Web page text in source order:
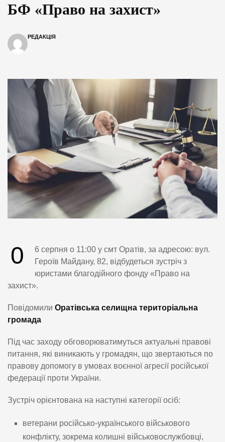
БФ «Право на захист»
РЕДАКЦІЯ
0
6 серпня о 11:00 у смт Оратів, за адресою: вул.
Героїв Майдану, 82, відбудеться зустріч з
юристами благодійного фонду «Право на
захист».
Повідомили Оратівська селищна територіальна
громада
Під час заходу обговорюватимуться актуальні правові
питання, які виникають у громадян, що звертаються по
правову допомогу в умовах воєнної агресії російської
федерації проти України.
Зустріч орієнтована на наступні категорії осіб:
ветерани російсько-українського військового
конфлікту, зокрема колишні військовослужбовці,